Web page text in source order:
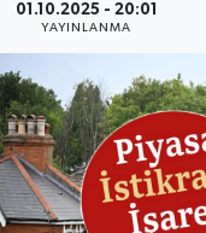
01.10.2025 - 20:01
YAYINLANMA